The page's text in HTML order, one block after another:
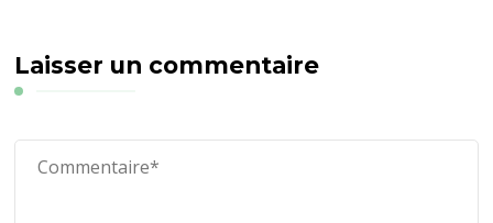
Laisser un commentaire